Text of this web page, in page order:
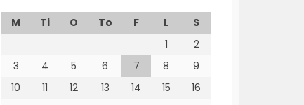
M Ti O To F L
S
1
2
3
4 5 6 7 8
9
10
11 12 13 14 15
16